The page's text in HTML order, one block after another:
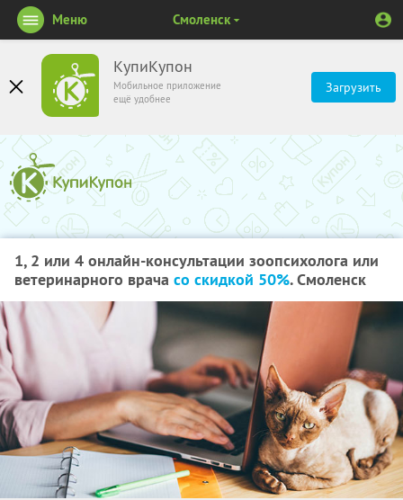
КупиКупон
Мобильное приложение
ещё удобнее
Загрузить
Меню Смоленск
1, 2 или 4 онлайн-консультации зоопсихолога или
ветеринарного врача со скидкой 50%. Смоленск